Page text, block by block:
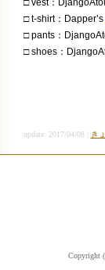
□ vest：
□ t-shirt：Dapper’s
□ pants：
□ shoes：
update: 2017/04/08 | き
Copyright